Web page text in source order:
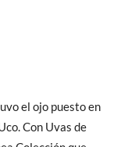
el ojo puesto en
Con Uvas de